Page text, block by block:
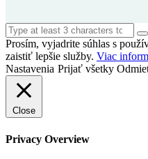
Prosím, vyjadrite súhlas s
zaistiť lepšie služby. Viac
Nastavenia Prijať všetky
Close
Privacy Overview